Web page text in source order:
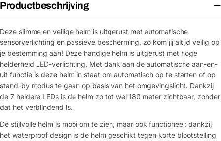
Productbeschrijving
Deze slimme en veilige helm is uitgerust met automatische
sensorverlichting en passieve bescherming, zo kom jij altijd veilig op
je bestemming aan! Deze handige helm is uitgerust met hoge
helderheid LED-verlichting. Met dank aan de automatische aan-en-
uit functie is deze helm in staat om automatisch op te starten of op
stand-by modus te gaan op basis van het omgevingslicht. Dankzij
de 7 heldere LEDs is de helm zo tot wel 180 meter zichtbaar, zonder
dat het verblindend is.
De stijlvolle helm is mooi om te zien, maar ook functioneel: dankzij
het waterproof design is de helm geschikt tegen korte blootstelling